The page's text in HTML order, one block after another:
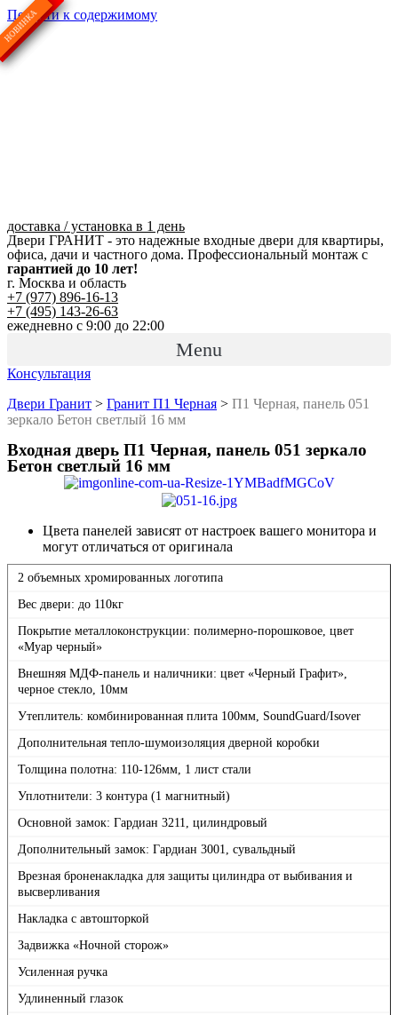
Перейти к содержимому
доставка / установка в 1 день
Двери ГРАНИТ - это надежные входные двери для квартиры,
офиса, дачи и частного дома. Профессиональный монтаж с
гарантией до 10 лет!
г. Москва и область
+7 (977) 896-16-13
+7 (495) 143-26-63
ежедневно с 9:00 до 22:00
Menu
Консультация
Двери Гранит > Гранит П1 Черная > П1 Черная, панель 051
зеркало Бетон светлый 16 мм
Входная дверь П1 Черная, панель 051 зеркало
Бетон светлый 16 мм
Цвета панелей зависят от настроек вашего монитора и
могут отличаться от оригинала
2 объемных хромированных логотипа
Вес двери: до 110кг
Покрытие металлоконструкции: полимерно-порошковое, цвет
«Муар черный»
Внешняя МДФ-панель и наличники: цвет «Черный Графит»,
черное стекло, 10мм
Утеплитель: комбинированная плита 100мм, SoundGuard/Isover
Дополнительная тепло-шумоизоляция дверной коробки
Толщина полотна: 110-126мм, 1 лист стали
Уплотнители: 3 контура (1 магнитный)
Основной замок: Гардиан 3211, цилиндровый
Дополнительный замок: Гардиан 3001, сувальдный
Врезная броненакладка для защиты цилиндра от выбивания и
высверливания
Накладка с автошторкой
Задвижка «Ночной сторож»
Усиленная ручка
Удлиненный глазок